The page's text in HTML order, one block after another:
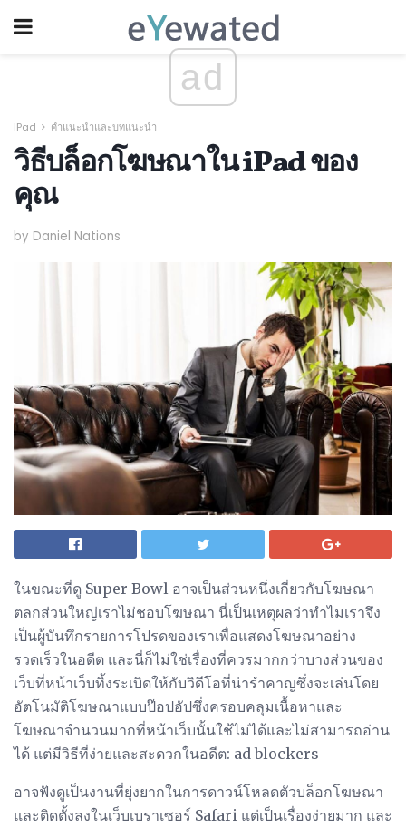
ad
IPad คำแนะนำและบทแนะนำ
วิธีบล็อกโฆษณาใน iPad ของ
คุณ
by Daniel Nations
ในขณะที่ดู Super Bowl อาจเป็นส่วนหนึ่งเกี่ยวกับโฆษณา
ตลกส่วนใหญ่เราไม่ชอบโฆษณา นี่เป็นเหตุผลว่าทำไมเราจึง
เป็นผู้บันทึกรายการโปรดของเราเพื่อแสดงโฆษณาอย่าง
รวดเร็วในอดีต และนี่ก็ไม่ใช่เรื่องที่ควรมากกว่าบางส่วนของ
เว็บที่หน้าเว็บทิ้งระเบิดให้กับวิดีโอที่น่ารำคาญซึ่งจะเล่นโดย
อัตโนมัติโฆษณาแบบป๊อปอัปซึ่งครอบคลุมเนื้อหาและ
โฆษณาจำนวนมากที่หน้าเว็บนั้นใช้ไม่ได้และไม่สามารถอ่าน
ได้ แต่มีวิธีที่ง่ายและสะดวกในอดีต: ad blockers
อาจฟังดูเป็นงานที่ยุ่งยากในการดาวน์โหลดตัวบล็อกโฆษณา
และติดตั้งลงในเว็บเบราเซอร์ Safari แต่เป็นเรื่องง่ายมาก และ